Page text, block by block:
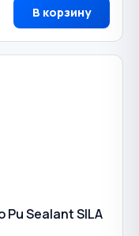
В корзину
Pu Sealant SILA